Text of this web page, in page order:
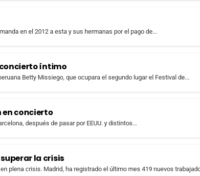
en el 2012 a esta y sus hermanas por el pago de...
concierto íntimo
Betty Missiego, que ocupara el segundo lugar el Festival de...
en concierto
después de pasar por EEUU. y distintos...
la crisis
plena crisis. Madrid, ha registrado el último mes 419 nuevos